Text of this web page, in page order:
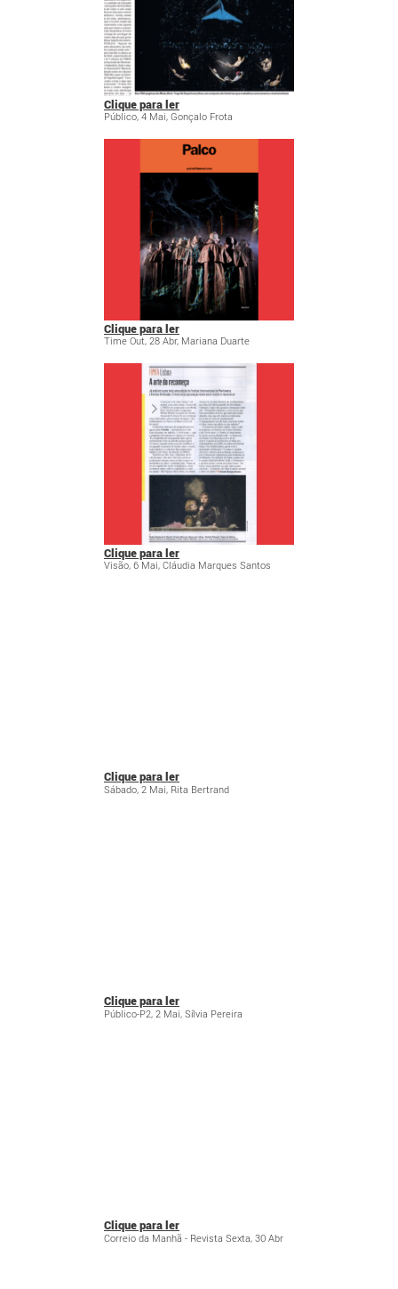
Clique para ler
Público, 4 Mai, Gonçalo Frota
Clique para ler
Time Out, 28 Abr, Mariana Duarte
Clique para ler
Visão, 6 Mai, Cláudia Marques Santos
Clique para ler
Sábado, 2 Mai, Rita Bertrand
Clique para ler
Público-P2, 2 Mai, Sílvia Pereira
Clique para ler
Correio da Manhã - Revista Sexta, 30 Abr